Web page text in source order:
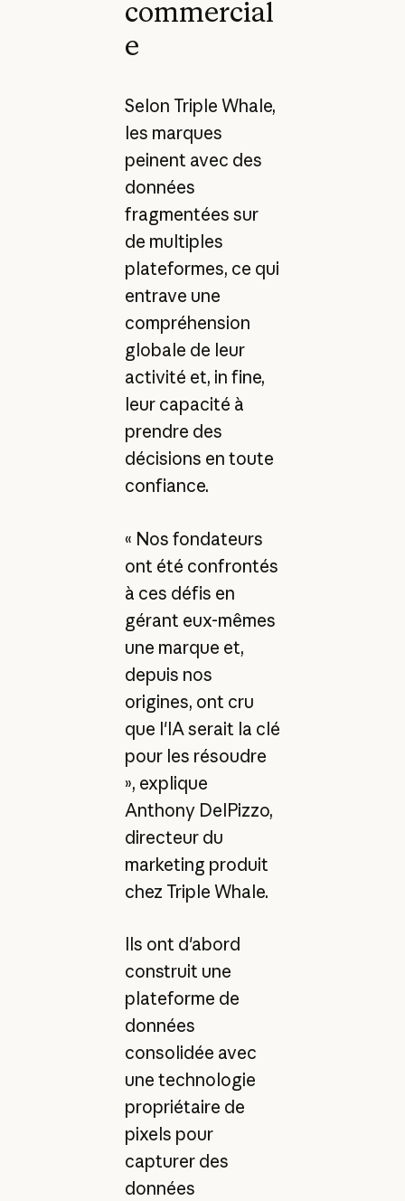
commercial
e
Selon Triple Whale,
les marques
peinent avec des
données
fragmentées sur
de multiples
plateformes, ce qui
entrave une
compréhension
globale de leur
activité et, in fine,
leur capacité à
prendre des
décisions en toute
confiance.
« Nos fondateurs
ont été confrontés
à ces défis en
gérant eux-mêmes
une marque et,
depuis nos
origines, ont cru
que l'IA serait la clé
pour les résoudre
», explique
Anthony DelPizzo,
directeur du
marketing produit
chez Triple Whale.
Ils ont d'abord
construit une
plateforme de
données
consolidée avec
une technologie
propriétaire de
pixels pour
capturer des
données